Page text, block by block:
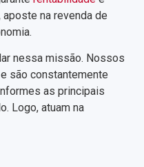
na revenda de
nessa missão. Nossos
são constantemente
as principais
Logo, atuam na